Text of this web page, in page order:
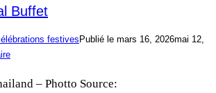
Buffet
festives Publié le mars 16, 2026mai 12,
– Photto Source: